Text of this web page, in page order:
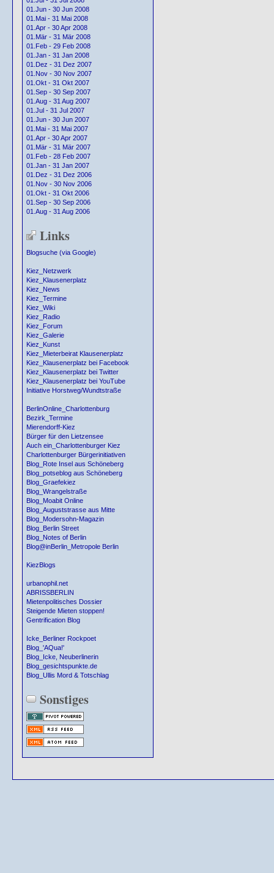
01.Jun - 30 Jun 2008
01.Mai - 31 Mai 2008
01.Apr - 30 Apr 2008
01.Mär - 31 Mär 2008
01.Feb - 29 Feb 2008
01.Jan - 31 Jan 2008
01.Dez - 31 Dez 2007
01.Nov - 30 Nov 2007
01.Okt - 31 Okt 2007
01.Sep - 30 Sep 2007
01.Aug - 31 Aug 2007
01.Jul - 31 Jul 2007
01.Jun - 30 Jun 2007
01.Mai - 31 Mai 2007
01.Apr - 30 Apr 2007
01.Mär - 31 Mär 2007
01.Feb - 28 Feb 2007
01.Jan - 31 Jan 2007
01.Dez - 31 Dez 2006
01.Nov - 30 Nov 2006
01.Okt - 31 Okt 2006
01.Sep - 30 Sep 2006
01.Aug - 31 Aug 2006
Links
Blogsuche (via Google)
Kiez_Netzwerk
Kiez_Klausenerplatz
Kiez_News
Kiez_Termine
Kiez_Wiki
Kiez_Radio
Kiez_Forum
Kiez_Galerie
Kiez_Kunst
Kiez_Mieterbeirat Klausenerplatz
Kiez_Klausenerplatz bei Facebook
Kiez_Klausenerplatz bei Twitter
Kiez_Klausenerplatz bei YouTube
Initiative Horstweg/Wundtstraße
BerlinOnline_Charlottenburg
Bezirk_Termine
Mierendorff-Kiez
Bürger für den Lietzensee
Auch ein_Charlottenburger Kiez
Charlottenburger Bürgerinitiativen
Blog_Rote Insel aus Schöneberg
Blog_potseblog aus Schöneberg
Blog_Graefekiez
Blog_Wrangelstraße
Blog_Moabit Online
Blog_Auguststrasse aus Mitte
Blog_Modersohn-Magazin
Blog_Berlin Street
Blog_Notes of Berlin
Blog@inBerlin_Metropole Berlin
KiezBlogs
urbanophil.net
ABRISSBERLIN
Mietenpolitisches Dossier
Steigende Mieten stoppen!
Gentrification Blog
Icke_Berliner Rockpoet
Blog_'AQua!'
Blog_Icke, Neuberlinerin
Blog_gesichtspunkte.de
Blog_Ullis Mord & Totschlag
Sonstiges